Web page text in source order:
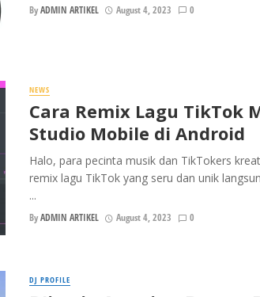
ByADMIN ARTIKEL August 4, 2023 0
NEWS
Cara Remix Lagu TikTok
Studio Mobile di Android
Halo, para pecinta musik dan TikTokers
remix lagu TikTok yang seru dan unik
...
ByADMIN ARTIKEL August 4, 2023 0
DJ PROFILE